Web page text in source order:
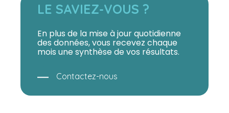
LE SAVIEZ-VOUS ?
En plus de la mise à jour quotidienne
des données, vous recevez chaque
mois une synthèse de vos résultats.
Contactez-nous